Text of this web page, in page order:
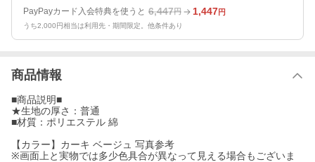
PayPayカード入会特典を使うと 6,447円 1,447円
うち2,000円相当は利用先・期間限定。他条件あり
商品情報
■商品説明■
★生地の厚さ：普通
■材質：ポリエステル 綿
【カラー】カーキ ベージュ 写真参考
※画面上と実物では多少色具合が異なって見える場合もございま